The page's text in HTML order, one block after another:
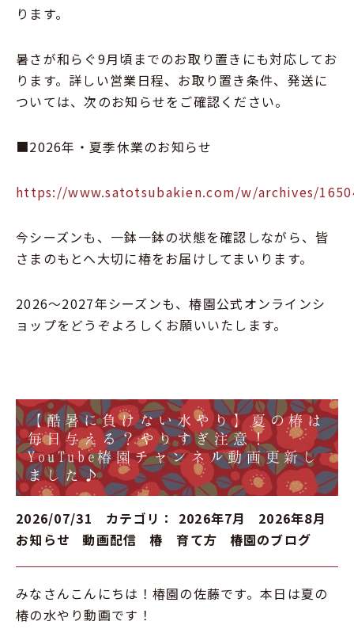
ります。
暑さが和らぐ9月頃までのお取り置きにも対応してお
ります。詳しい営業日程、お取り置き条件、発送に
ついては、次のお知らせをご確認ください。
■2026年・夏季休業のお知らせ
https://www.satotsubakien.com/w/archives/
今シーズンも、一鉢一鉢の状態を確認しながら、皆
さまのもとへ大切に椿をお届けしてまいります。
2026～2027年シーズンも、椿園公式オンラインシ
ョップをどうぞよろしくお願いいたします。
【酷暑に負けない水やり】夏の椿は
毎日与える？やりすぎ注意！
YouTube椿園チャンネル動画更新し
ました♪
2026/07/31 カテゴリ： 2026年7月
2026年8月
お知らせ
動画配信 椿 育て方 椿園のブログ
みなさんこんにちは！椿園の佐藤です。本日は夏の
椿の水やり動画です！